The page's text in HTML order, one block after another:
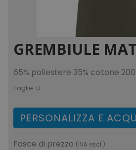
GREMBIULE
65% poliestere 35% cotone
Taglie: U
PERSONALIZZA E
Fasce di prezzo (IVA escl.)